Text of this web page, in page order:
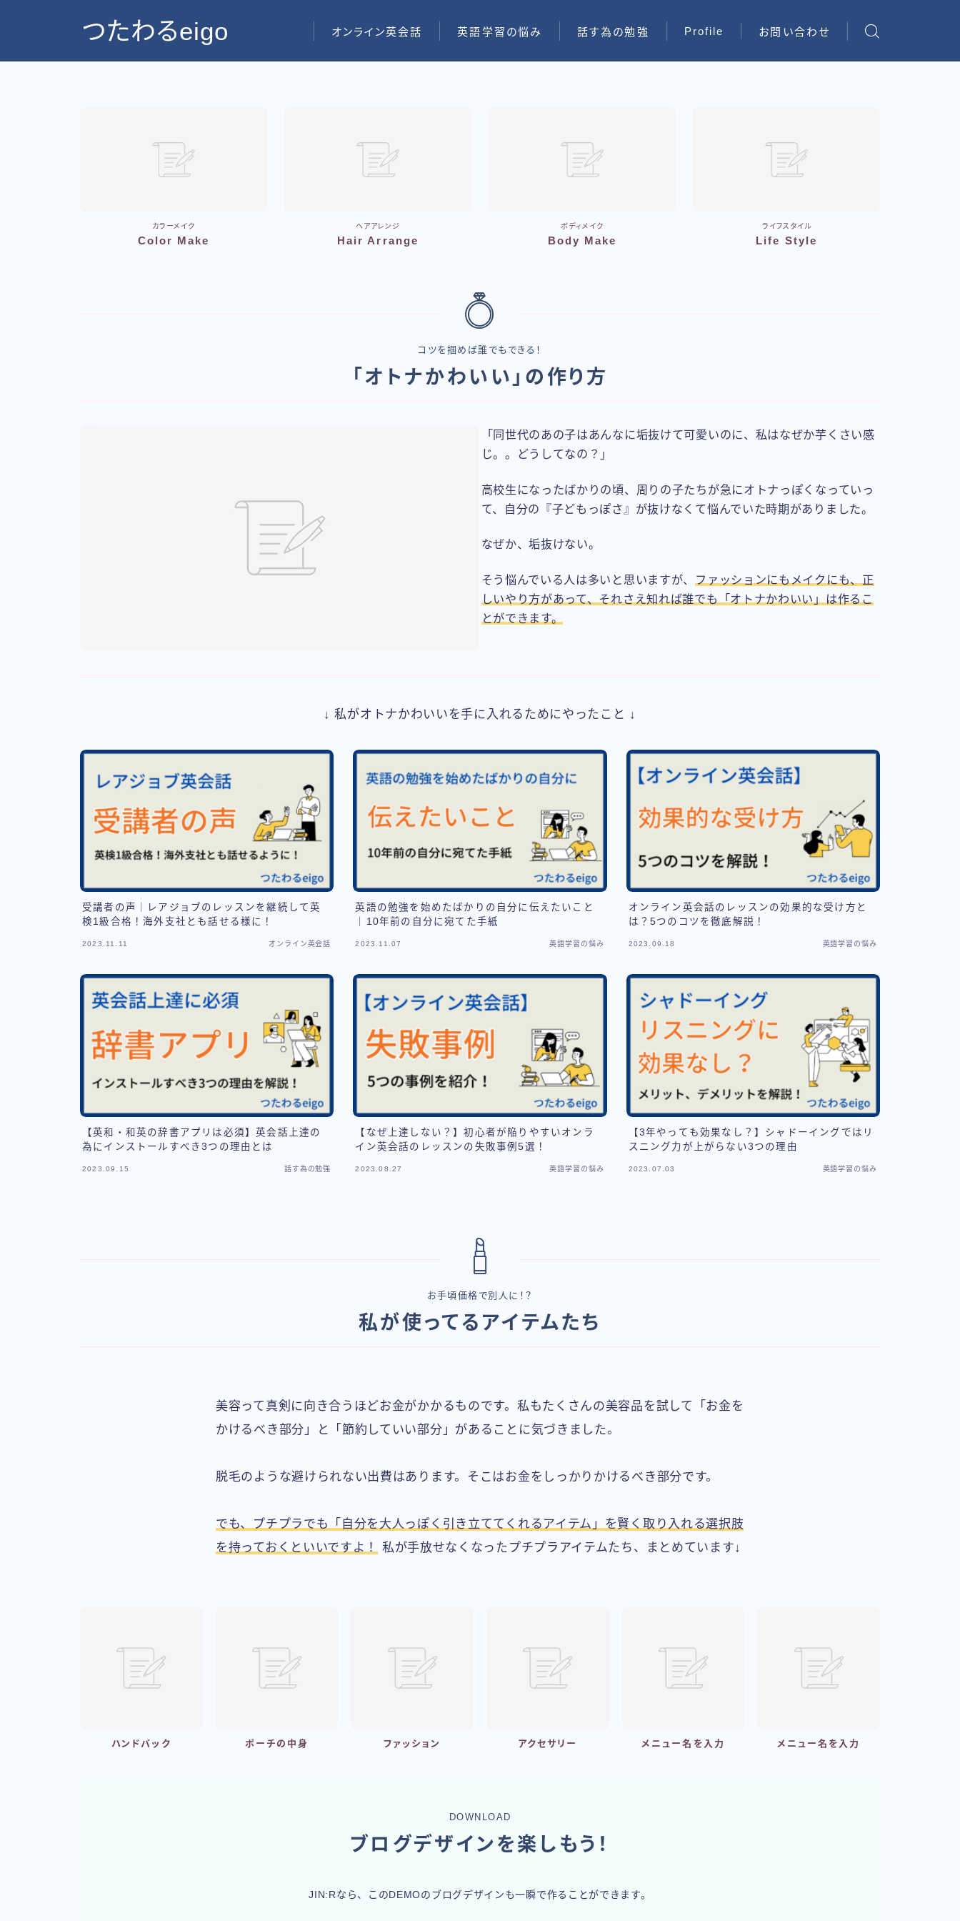
つたわるeigo オンライン英会話 英語学習の悩み 話す為の勉強 Profile お問い合わせ
カラーメイク
Color Make
ヘアアレンジ
Hair Arrange
ボディメイク
Body Make
ライフスタイル
Life Style
コツを掴めば誰でもできる！
「オトナかわいい」の作り方
「同世代のあの子はあんなに垢抜けて可愛いのに、私はなぜか芋くさい感
じ。。どうしてなの？」
高校生になったばかりの頃、周りの子たちが急にオトナっぽくなっていっ
て、自分の『子どもっぽさ』が抜けなくて悩んでいた時期がありました。
なぜか、垢抜けない。
そう悩んでいる人は多いと思いますが、
ファッションにもメイクにも、正
しいやり方があって、それさえ知れば誰でも「オトナかわいい」は作るこ
とができます。
↓ 私がオトナかわいいを手に入れるためにやったこと ↓
受講者の声｜レアジョブのレッスンを継続して英
検1級合格！海外支社とも話せる様に！
2023.11.11 オンライン英会話
英語の勉強を始めたばかりの自分に伝えたいこと
｜10年前の自分に宛てた手紙
2023.11.07 英語学習の悩み
オンライン英会話のレッスンの効果的な受け方と
は？5つのコツを徹底解説！
2023.09.18 英語学習の悩み
【英和・和英の辞書アプリは必須】英会話上達の
為にインストールすべき3つの理由とは
2023.09.15 話す為の勉強
【なぜ上達しない？】初心者が陥りやすいオンラ
イン英会話のレッスンの失敗事例5選！
2023.08.27 英語学習の悩み
【3年やっても効果なし？】シャドーイングではリ
スニング力が上がらない3つの理由
2023.07.03 英語学習の悩み
お手頃価格で別人に！？
私が使ってるアイテムたち
美容って真剣に向き合うほどお金がかかるものです。私もたくさんの美容品を試して「お金を
かけるべき部分」と「節約していい部分」があることに気づきました。
脱毛のような避けられない出費はあります。そこはお金をしっかりかけるべき部分です。
でも、プチプラでも「自分を大人っぽく引き立ててくれるアイテム」を賢く取り入れる選択肢
を持っておくといいですよ！
私が手放せなくなったプチプラアイテムたち、まとめています↓
ハンドバック ポーチの中身 ファッション アクセサリー メニュー名を入力 メニュー名を入力
DOWNLOAD
ブログデザインを楽しもう！
JIN:Rなら、このDEMOのブログデザインも一瞬で作ることができます。